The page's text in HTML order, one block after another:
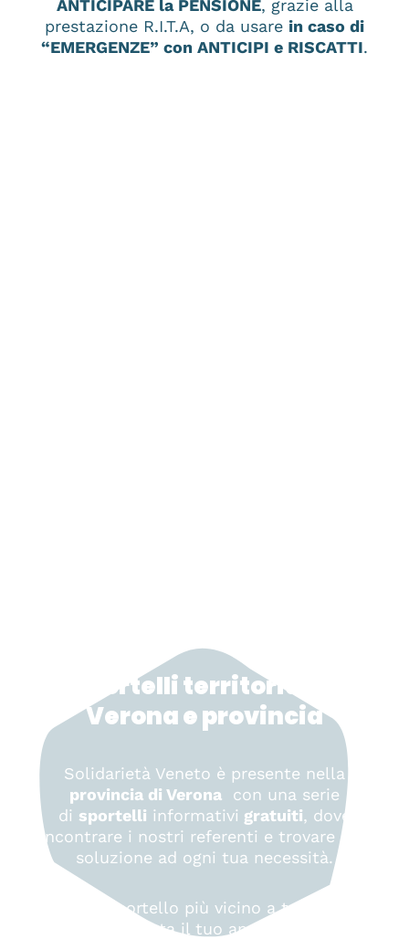
ANTICIPARE la PENSIONE, grazie alla
prestazione R.I.T.A, o da usare in caso di
“EMERGENZE” con ANTICIPI e RISCATTI.
Sportelli territoriali a
Verona e provincia
Solidarietà Veneto è presente nella
provincia di Verona con una serie
di sportelli informativi gratuiti, dove
incontrare i nostri referenti e trovare una
soluzione ad ogni tua necessità.
Scegli lo sportello più vicino a te, il giorno,
l’ora e prenota il tuo appuntamento.